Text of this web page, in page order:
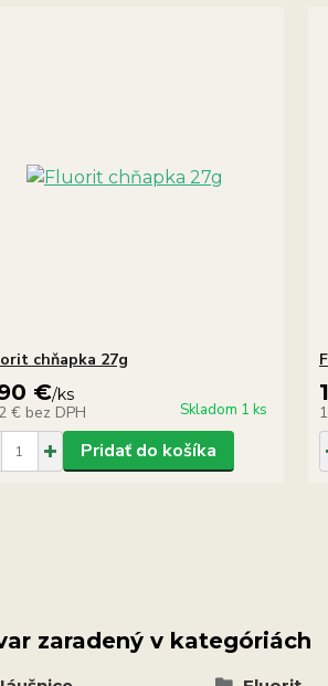
chňapka 27g
€/ks
€ bez DPH Skladom 1 ks
Pridať do košíka
zaradený v kategóriách